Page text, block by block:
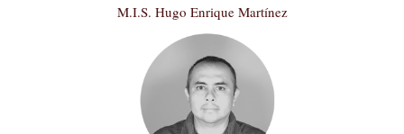
M.I.S. Hugo Enrique Martínez